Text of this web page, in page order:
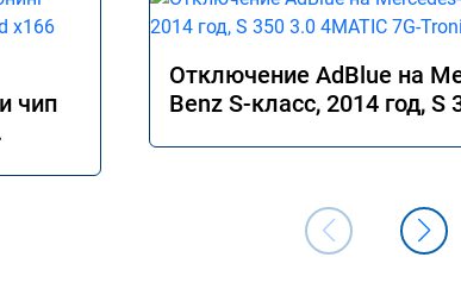
чип
Отключение AdBlue на
Benz S-класс, 2014 год, S